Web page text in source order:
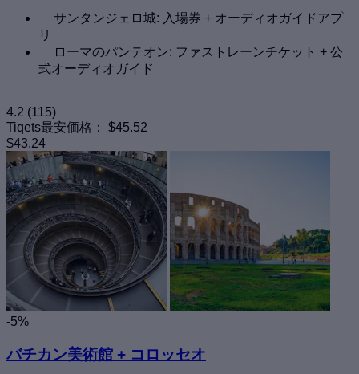
サンタンジェロ城: 入場券 + オーディオガイドアプ
リ
ローマのパンテオン: ファストレーンチケット + 公
式オーディオガイド
4.2 (115)
Tiqets最安価格：
$45.52
$43.24
-5%
バチカン美術館 + コロッセオ